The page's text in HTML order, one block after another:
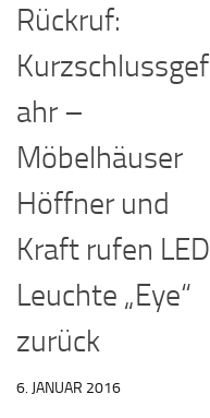
Rückruf:
Kurzschlussgef
ahr –
Möbelhäuser
Höffner und
Kraft rufen LED
Leuchte „Eye“
zurück
6. JANUAR 2016